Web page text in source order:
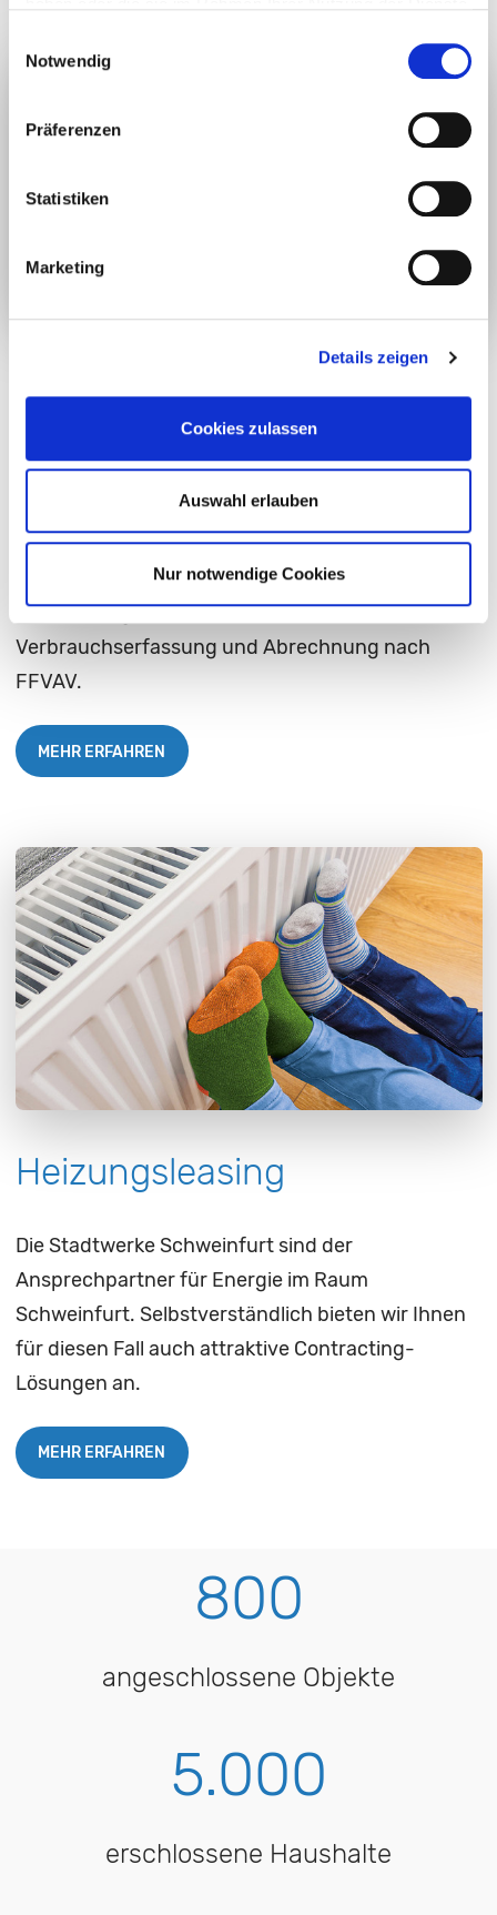
Notwendig
Präferenzen
Statistiken
Marketing
Details zeigen
Cookies zulassen
Auswahl erlauben
Nur notwendige Cookies
Informationen für
Gebäude- und
Wohnungseigentümer
Finden Sie hier Informationen zum
Primärenergiefaktor sowie zur
Verbrauchserfassung und Abrechnung nach
FFVAV.
MEHR ERFAHREN
Heizungsleasing
Die Stadtwerke Schweinfurt sind der
Ansprechpartner für Energie im Raum
Schweinfurt. Selbstverständlich bieten wir Ihnen
für diesen Fall auch attraktive Contracting-
Lösungen an.
MEHR ERFAHREN
800
angeschlossene Objekte
5.000
erschlossene Haushalte